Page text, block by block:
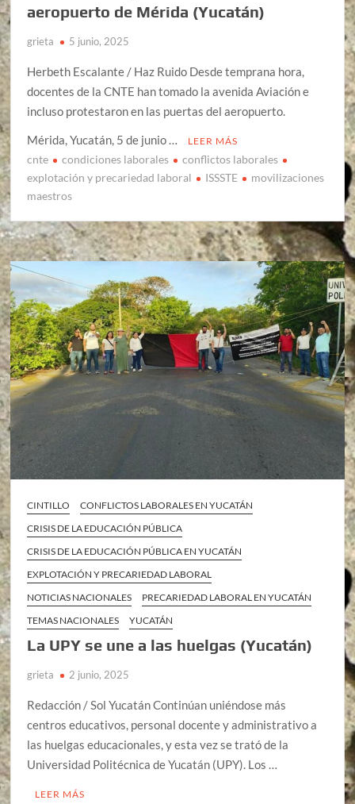
aeropuerto de Mérida (Yucatán)
grieta 5 junio, 2025
Herbeth Escalante / Haz Ruido Desde temprana hora,
docentes de la CNTE han tomado la avenida Aviación e
incluso protestaron en las puertas del aeropuerto.
Mérida, Yucatán, 5 de junio …
LEER MÁS
cnte condiciones laborales
conflictos laborales
explotación y precariedad laboral
ISSSTE
movilizaciones
maestros
CINTILLO
CONFLICTOS LABORALES EN YUCATÁN
CRISIS DE LA EDUCACIÓN PÚBLICA
CRISIS DE LA EDUCACIÓN PÚBLICA EN YUCATÁN
EXPLOTACIÓN Y PRECARIEDAD LABORAL
NOTICIAS NACIONALES
PRECARIEDAD LABORAL EN YUCATÁN
TEMAS NACIONALES
YUCATÁN
La UPY se une a las huelgas (Yucatán)
grieta 2 junio, 2025
Redacción / Sol Yucatán Continúan uniéndose más
centros educativos, personal docente y administrativo a
las huelgas educacionales, y esta vez se trató de la
Universidad Politécnica de Yucatán (UPY). Los …
LEER MÁS